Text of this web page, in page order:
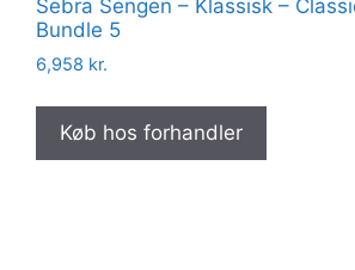
Sebra Sengen – Klassisk –
Bundle 5
6,958 kr.
Køb hos forhandler